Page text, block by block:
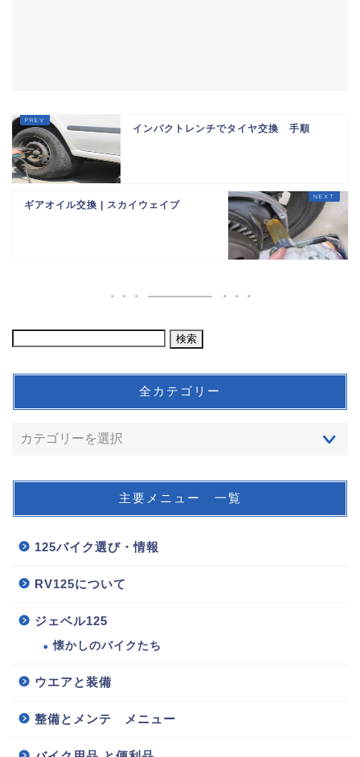
インパクトレンチでタイヤ交換 手順
ギアオイル交換 | スカイウェイブ
全カテゴリー
主要メニュー 一覧
125バイク選び・情報
RV125について
ジェベル125
懐かしのバイクたち
ウエアと装備
整備とメンテ メニュー